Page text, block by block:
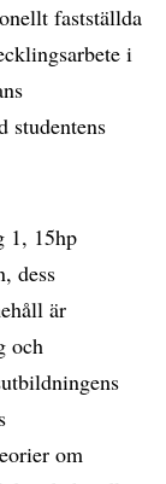
fastställda
i
studentens
1, 15hp
dess
är
och
om